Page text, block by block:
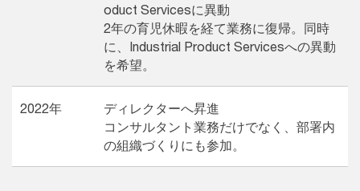
oduct Servicesに異動
2年の育児休暇を経て業務に復帰。同時
に、Industrial Product Servicesへの異動
を希望。
2022年
ディレクターへ昇進
コンサルタント業務だけでなく、部署内
の組織づくりにも参加。